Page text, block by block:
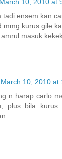
tadi ensem kan
mmg kurus gile
masuk
March 10, 2010 at
n harap carlo
plus bila kurus